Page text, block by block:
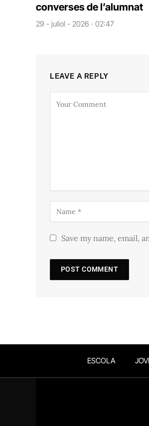
converses de l’alumnat
29 - juliol - 2026 · 02:47
LEAVE A REPLY
Save my name, email,
ESCOLA